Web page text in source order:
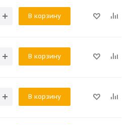
В корзину
В корзину
В корзину